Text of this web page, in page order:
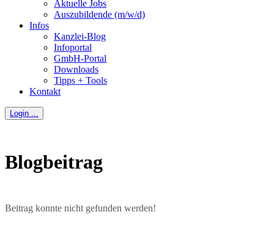
Aktuelle Jobs
Auszubildende (m/w/d)
Infos
Kanzlei-Blog
Infoportal
GmbH-Portal
Downloads
Tipps + Tools
Kontakt
Login ...
Blogbeitrag
Beitrag konnte nicht gefunden werden!